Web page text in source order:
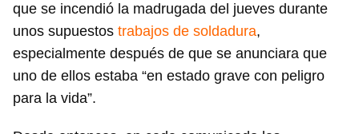
que se incendió la madrugada del jueves durante
unos supuestos trabajos de soldadura,
especialmente después de que se anunciara que
uno de ellos estaba “en estado grave con peligro
para la vida”.